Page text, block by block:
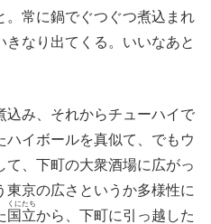
。常に鍋でぐつぐつ煮込まれ
なり出てくる。いいなあと
込み、それからチューハイで
イボールを真似て、でもウ
、下町の大衆酒場に広がっ
京の広さというか多様性に
国立
くにたち
から、下町に引っ越した